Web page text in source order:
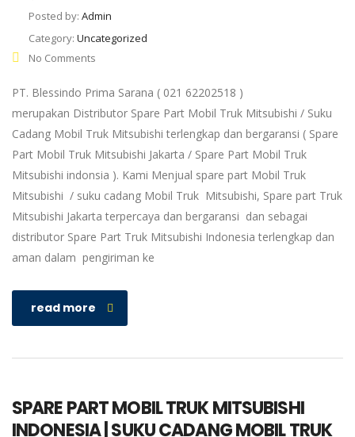
Posted by: Admin
Category: Uncategorized
No Comments
PT. Blessindo Prima Sarana ( 021 62202518 )
merupakan Distributor Spare Part Mobil Truk Mitsubishi / Suku
Cadang Mobil Truk Mitsubishi terlengkap dan bergaransi ( Spare
Part Mobil Truk Mitsubishi Jakarta / Spare Part Mobil Truk
Mitsubishi indonsia ). Kami Menjual spare part Mobil Truk
Mitsubishi / suku cadang Mobil Truk Mitsubishi, Spare part Truk
Mitsubishi Jakarta terpercaya dan bergaransi dan sebagai
distributor Spare Part Truk Mitsubishi Indonesia terlengkap dan
aman dalam pengiriman ke
read more
SPARE PART MOBIL TRUK MITSUBISHI
INDONESIA | SUKU CADANG MOBIL TRUK